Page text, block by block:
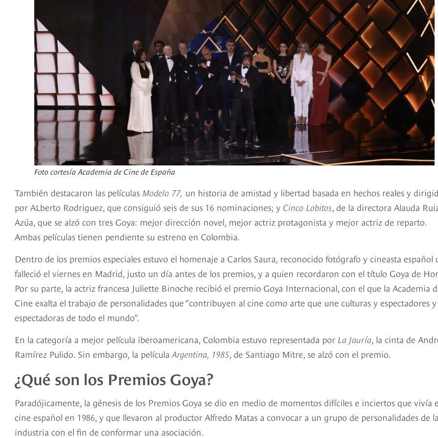
Foto cortesía Academia de Cine de España
También destacaron las películas Modelo 77, un historia de amistad y libertad basada en hechos reales y
por ALberto Rodriguez, que consiguió seis de sus 16 nominaciones; y Cinco Lobitos , de la directora Alauda
Azúa, que se alzó con tres Goya: mejor dirección novel, mejor actriz protagonista y mejor actriz de reparto.
Ambas películas tienen pendiente su estreno en Colombia.
Dentro de los premios especiales estuvo el homenaje a Carlos Saura, reconocido fotógrafo y cineasta español
falleció el viernes en Madrid, justo un día antes de los premios, y a quien recordaron con el título Goya de
Por su parte, la actriz francesa Juliette Binoche recibió el premio Goya Internacional, con el que la Academia
Cine exalta el trabajo de personalidades que “contribuyen al cine como arte que une culturas y espectadores y
espectadoras de todo el mundo”.
En la categoría a mejor película iberoamericana, Colombia estuvo representada por La Jauría , la cinta de
Ramírez Pulido. Sin embargo, la película Argentina, 1985 , de Santiago Mitre, se alzó con el premio.
¿Qué son los Premios Goya?
Paradójicamente, la génesis de los Premios Goya se dio en medio de momentos difíciles e inciertos que vivía
cine español en 1986, y que llevaron al productor Alfredo Matas a convocar a un grupo de personalidades de la
industria con el fin de conformar una asociación.